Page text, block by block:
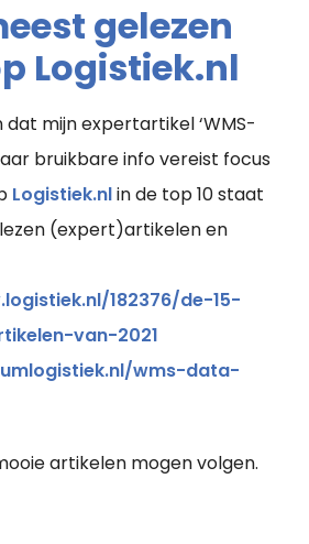
gelezen
Logistiek.nl
mijn expertartikel ‘WMS-
bruikbare info vereist focus
Logistiek.nlin de top 10 staat
(expert)artikelen en
182376/de-15-
van-2021
wms-data-
artikelen mogen volgen.